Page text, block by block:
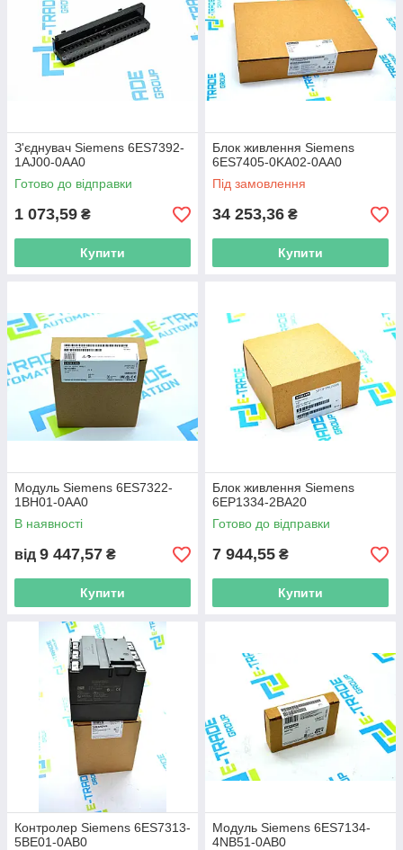
З'єднувач Siemens 6ES7392-
1AJ00-0AA0
Готово до відправки
1 073,59 ₴
Купити
Блок живлення Siemens
6ES7405-0KA02-0AA0
Під замовлення
34 253,36 ₴
Купити
Модуль Siemens 6ES7322-
1BH01-0AA0
В наявності
від 9 447,57 ₴
Купити
Блок живлення Siemens
6EP1334-2BA20
Готово до відправки
7 944,55 ₴
Купити
Контролер Siemens 6ES7313-
5BE01-0AB0
Модуль Siemens 6ES7134-
4NB51-0AB0